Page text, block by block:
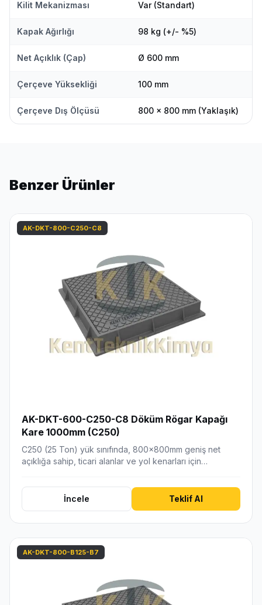
Kilit Mekanizması Var (Standart)
Kapak Ağırlığı 98 kg (+/- %5)
Net Açıklık (Çap) Ø 600 mm
Çerçeve Yüksekliği 100 mm
Çerçeve Dış Ölçüsü 800 x 800 mm (Yaklaşık)
Benzer Ürünler
AK-DKT-800-C250-C8
AK-DKT-600-C250-C8 Döküm Rögar Kapağı
Kare 1000mm (C250)
C250 (25 Ton) yük sınıfında, 800x800mm geniş net
açıklığa sahip, ticari alanlar ve yol kenarları için…
İncele Teklif Al
AK-DKT-800-B125-B7